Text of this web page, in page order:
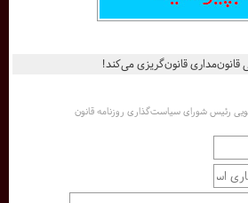
قانون‌مداری قانون‌گریزی می‌کند!
رئیس شورای سیاست‌گذاری روزنامه قانون